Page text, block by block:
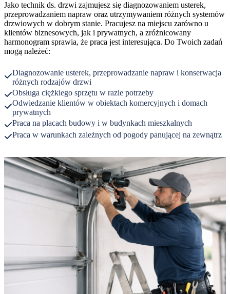
Jako technik ds. drzwi zajmujesz się diagnozowaniem usterek,
przeprowadzaniem napraw oraz utrzymywaniem różnych systemów
drzwiowych w dobrym stanie. Pracujesz na miejscu zarówno u
klientów biznesowych, jak i prywatnych, a zróżnicowany
harmonogram sprawia, że praca jest interesująca. Do Twoich zadań
mogą należeć:
Diagnozowanie usterek, przeprowadzanie napraw i konserwacja
różnych rodzajów drzwi
Obsługa ciężkiego sprzętu w razie potrzeby
Odwiedzanie klientów w obiektach komercyjnych i domach
prywatnych
Praca na placach budowy i w budynkach mieszkalnych
Praca w warunkach zależnych od pogody panującej na zewnątrz